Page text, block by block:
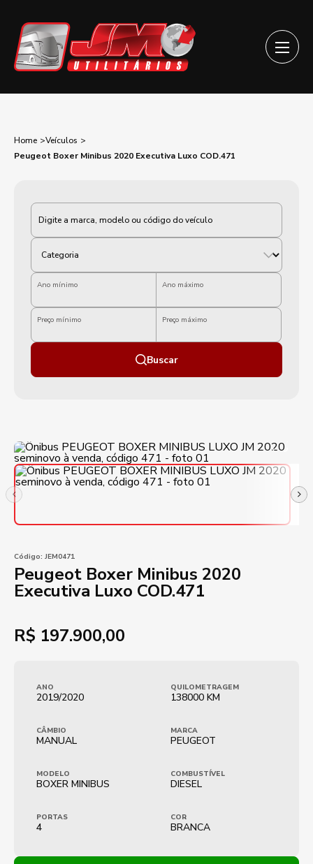
Home
Veículos
Peugeot Boxer Minibus 2020 Executiva Luxo COD.471
Categoria
Ano mínimo Ano máximo
Preço mínimo Preço máximo
Buscar
Código: JEM0471
Peugeot Boxer Minibus 2020
Executiva Luxo COD.471
R$ 197.900,00
ANO
2019/2020
QUILOMETRAGEM
138000 KM
CÂMBIO
MANUAL
MARCA
PEUGEOT
MODELO
BOXER MINIBUS
COMBUSTÍVEL
DIESEL
PORTAS
4
COR
BRANCA